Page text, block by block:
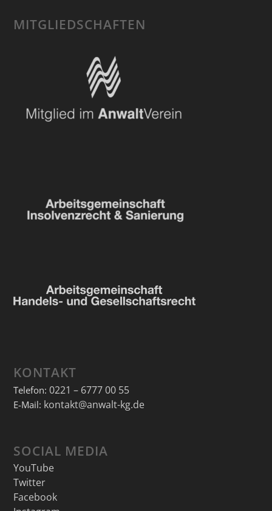
MITGLIEDSCHAFTEN
KONTAKT
Telefon: 0221 – 6777 00 55
E-Mail: kontakt@anwalt-kg.de
SOCIAL MEDIA
YouTube
Twitter
Facebook